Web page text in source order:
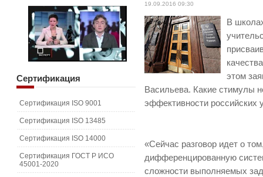
19.09.2016 09:30
В
этом
Васильева. Какие стимулы
эффективности российских
«Сейчас разговор идет о
дифференцированную
сложности выполняемых
Сертификация
Сертификация ISO 9001
Сертификация ISO 13485
Сертификация ISO 14000
Сертификация ГОСТ Р ИСО
45001-2020